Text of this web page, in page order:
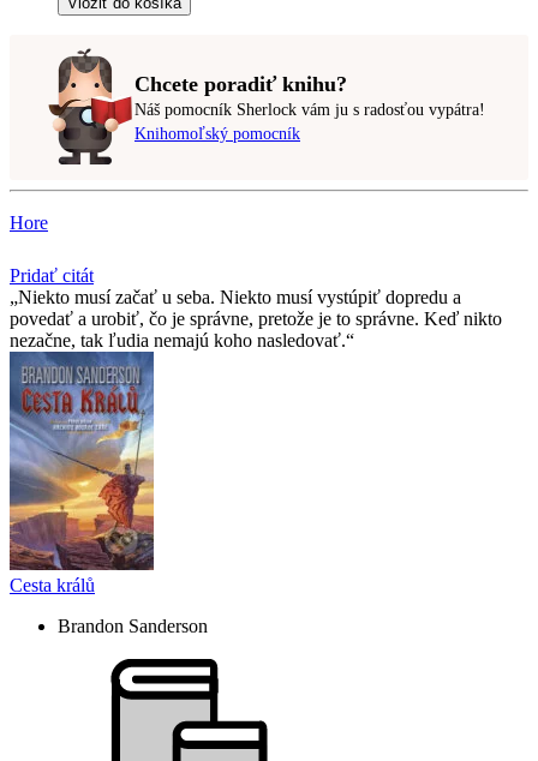
Chcete poradiť knihu?
Náš pomocník Sherlock vám ju s radosťou vypátra!
Knihomoľský pomocník
Hore
Pridať citát
Niekto musí začať u seba. Niekto musí vystúpiť dopredu a
povedať a urobiť, čo je správne, pretože je to správne. Keď nikto
nezačne, tak ľudia nemajú koho nasledovať.
Cesta králů
Brandon Sanderson